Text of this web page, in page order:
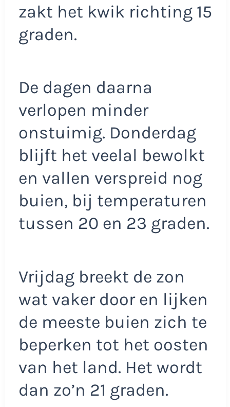
zakt het kwik richting 15
graden.
De dagen daarna
verlopen minder
onstuimig. Donderdag
blijft het veelal bewolkt
en vallen verspreid nog
buien, bij temperaturen
tussen 20 en 23 graden.
Vrijdag breekt de zon
wat vaker door en lijken
de meeste buien zich te
beperken tot het oosten
van het land. Het wordt
dan zo’n 21 graden.